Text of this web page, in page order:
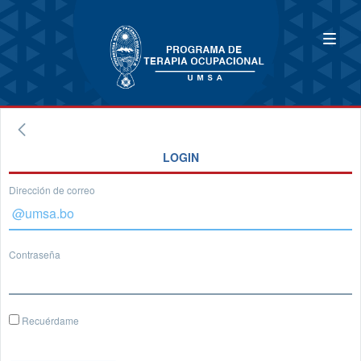
LOGIN
Dirección de correo
Contraseña
Recuérdame